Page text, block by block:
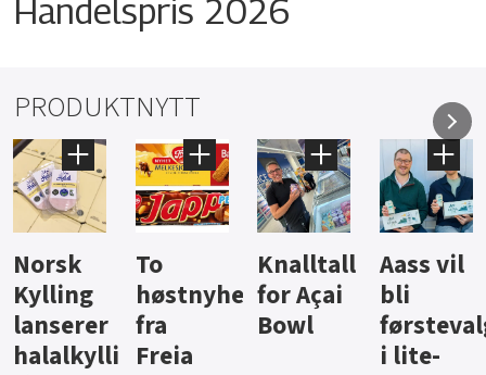
Handelspris 2026
PRODUKTNYTT
To
høstnyheter
fra
Freia
Knalltall
for Açai
Bowl
Aass vil
bli
førstevalg
Brus og
jus fra
Berentsen